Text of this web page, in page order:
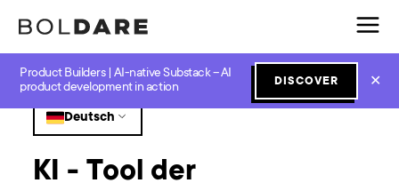
Product Builders | AI-native Substack – AI
product development in action
DISCOVER ✕
Home Blog GenAI
Deutsch
KI - Tool der